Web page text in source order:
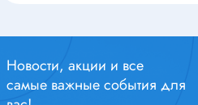
Новости, акции и все
самые важные события для